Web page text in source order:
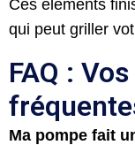
Ces éléments
qui peut griller
FAQ :
Ma pompe fait